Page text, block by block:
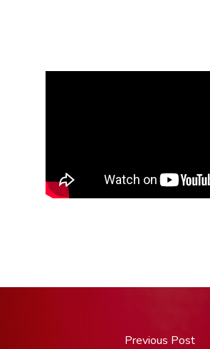
Previous Post